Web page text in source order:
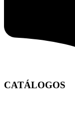
CATÁLOGOS